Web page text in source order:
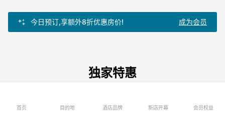
首页 目的地 酒店品牌 新店开幕 会员权益
今日预订,享额外8折优惠房价! 成为会员
独家特惠